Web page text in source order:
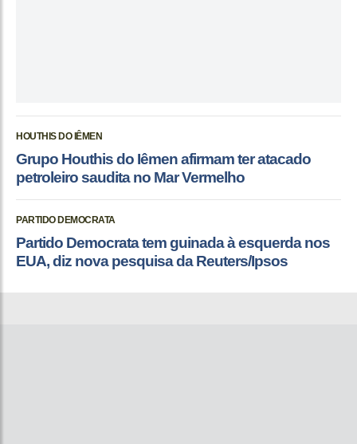
HOUTHIS DO IÊMEN
Grupo Houthis do Iêmen afirmam ter atacado
petroleiro saudita no Mar Vermelho
PARTIDO DEMOCRATA
Partido Democrata tem guinada à esquerda nos
EUA, diz nova pesquisa da Reuters/Ipsos